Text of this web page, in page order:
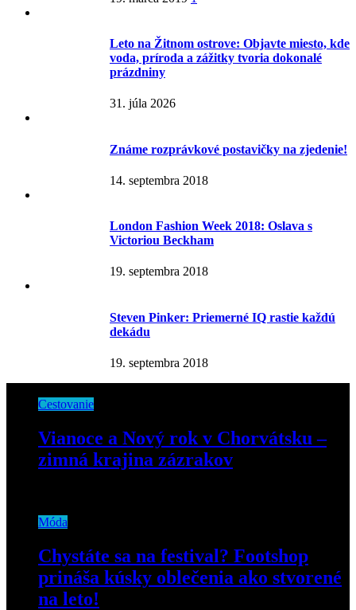
Leto na Žitnom ostrove: Objavte miesto, kde
voda, príroda a zážitky tvoria dokonalé
prázdniny
31. júla 2026
Známe rozprávkové postavičky na zjedenie!
14. septembra 2018
London Fashion Week 2018: Oslava s
Victoriou Beckham
19. septembra 2018
Steven Pinker: Priemerné IQ rastie každú
dekádu
19. septembra 2018
Cestovanie
Vianoce a Nový rok v Chorvátsku –
zimná krajina zázrakov
Móda
Chystáte sa na festival? Footshop
prináša kúsky oblečenia ako stvorené
na leto!